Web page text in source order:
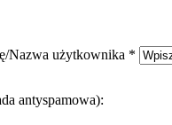
Nazwa użytkownika *
antyspamowa):